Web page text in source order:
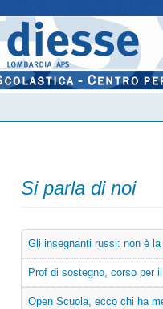
Si parla di noi
Gli insegnanti russi: non è la
Prof di sostegno, corso per
Open Scuola, ecco chi ha